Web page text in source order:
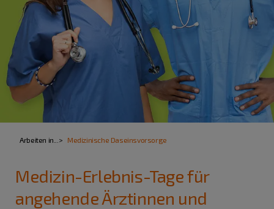
Arbeiten in... Medizinische Daseinsvorsorge
Medizin-Erlebnis-Tage für
angehende Ärztinnen und